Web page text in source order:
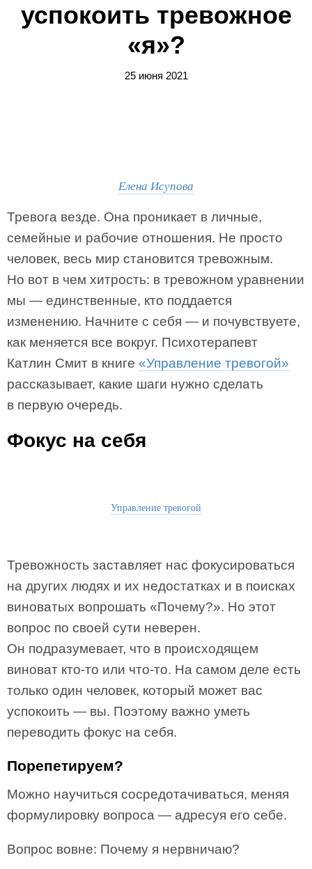
успокоить тревожное
«я»?
25 июня 2021
Елена Исупова
Тревога везде. Она проникает в личные,
семейные и рабочие отношения. Не просто
человек, весь мир становится тревожным.
Но вот в чем хитрость: в тревожном уравнении
мы — единственные, кто поддается
изменению. Начните с себя — и почувствуете,
как меняется все вокруг. Психотерапевт
Катлин Смит в книге «Управление тревогой»
рассказывает, какие шаги нужно сделать
в первую очередь.
Фокус на себя
Управление тревогой
Тревожность заставляет нас фокусироваться
на других людях и их недостатках и в поисках
виноватых вопрошать «Почему?». Но этот
вопрос по своей сути неверен.
Он подразумевает, что в происходящем
виноват кто-то или что-то. На самом деле есть
только один человек, который может вас
успокоить — вы. Поэтому важно уметь
переводить фокус на себя.
Порепетируем?
Можно научиться сосредотачиваться, меняя
формулировку вопроса — адресуя его себе.
Вопрос вовне: Почему я нервничаю?